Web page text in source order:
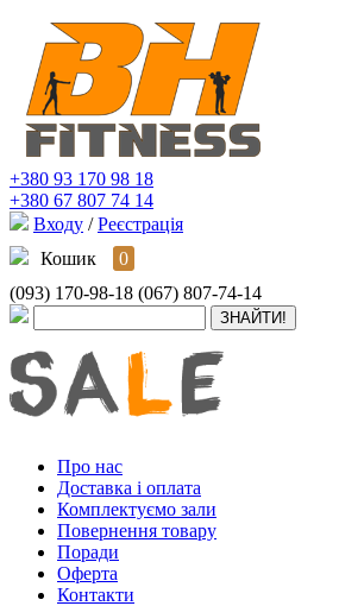
+380 93 170 98 18
+380 67 807 74 14
Входу / Реєстрація
Кошик
0
(093) 170-98-18 (067) 807-74-14
Про нас
Доставка і оплата
Комплектуємо зали
Повернення товару
Поради
Оферта
Контакти